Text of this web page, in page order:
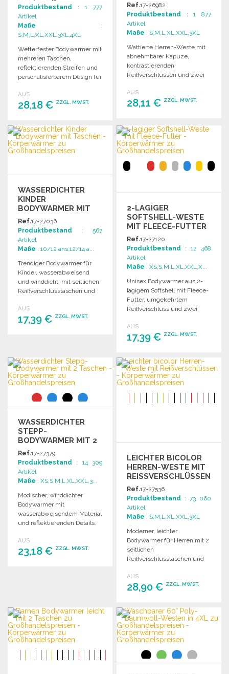
Produktbestand : 1 777
Artikel
Maße :
S,M,L,XL,XXL,3XL,4XL
Wetterfester Bodywarmer mit
mehreren Taschen,
reflektierenden Streifen und
personalisierbarem Design für
Arbeitsplatz.
AUS
28,18 € ZZGL. MWST.
BESTELLEN
Angebot anfordern
Ref.17-26982
Produktbestand : 1 877
Artikel
Maße : S,M,L,XL,XXL,3XL
Wattierte Herren-Weste mit
abnehmbarer Kapuze,
kontrastierenden
Reißverschlüssen und zwei
Kombination aus Stil und
Funktionalität.
AUS
28,11 € ZZGL. MWST.
BESTELLEN
Angebot anfordern
WASSERDICHTER
KINDER
BODYWARMER MIT
TASCHEN
Ref.17-27036
Produktbestand : 567
Artikel
Maße : 10/12 ans,12/14 a...
Trendiger Bodywarmer für
Kinder, wasserabweisend
und winddicht, mit seitlichen
Reißverschlusstaschen und
rechten Tasche.
AUS
17,39 € ZZGL. MWST.
Angebot anfordern
2-LAGIGER
SOFTSHELL-WESTE
MIT FLEECE-FUTTER
Ref.17-27120
Produktbestand : 12 468
Artikel
Maße : XS,S,M,L,XL,XXL,X...
Unisex Bodywarmer aus 2-
lagigem Softshell mit Fleece-
Futter, umgekehrtem
Reißverschluss und zwei
Reißverschlusstaschen.
AUS
17,39 € ZZGL. MWST.
BESTELLEN
Angebot anfordern
WASSERDICHTER
STEPP-
BODYWARMER MIT 2
TASCHEN ZU
GROSSHANDELSPREISEN
Ref.17-27379
Produktbestand : 14 309
Artikel
Maße : XS,S,M,L,XL,XXL,3...
Modischer, winddichter
Bodywarmer mit
wasserabweisendem Material
und reflektierenden Details.
seitlichen
Reißverschlusstaschen.
AUS
23,18 € ZZGL. MWST.
LEICHTER BICOLOR
HERREN-WESTE MIT
REISSVERSCHLÜSSEN Z
U G
ROSSHANDELSPREISEN
Ref.17-27536
Produktbestand : 73 060
Artikel
Maße : S,M,L,XL,XXL,3XL
Moderner, leichter
Bodywarmer für Herren mit 2
seitlichen
Reißverschlusstaschen und
Schützt das Kinn effektiv.
AUS
28,90 € ZZGL. MWST.
BESTELLEN
Angebot anfordern